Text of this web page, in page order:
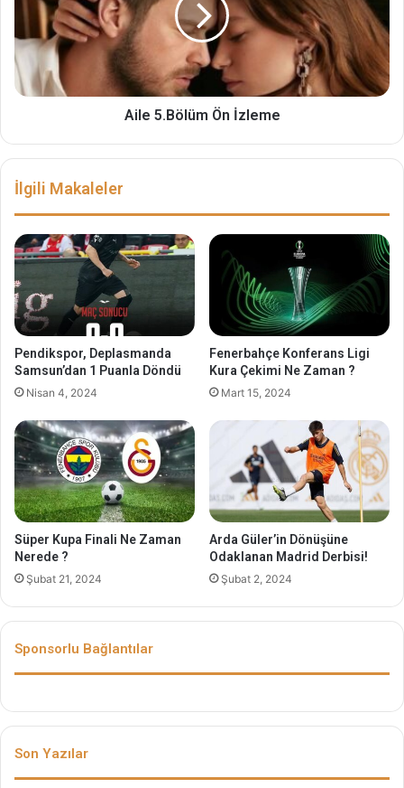
Aile 5.Bölüm Ön İzleme
İlgili Makaleler
Pendikspor, Deplasmanda
Samsun’dan 1 Puanla Döndü
Nisan 4, 2024
Fenerbahçe Konferans Ligi
Kura Çekimi Ne Zaman ?
Mart 15, 2024
Süper Kupa Finali Ne Zaman
Nerede ?
Şubat 21, 2024
Arda Güler’in Dönüşüne
Odaklanan Madrid Derbisi!
Şubat 2, 2024
Sponsorlu Bağlantılar
Son Yazılar